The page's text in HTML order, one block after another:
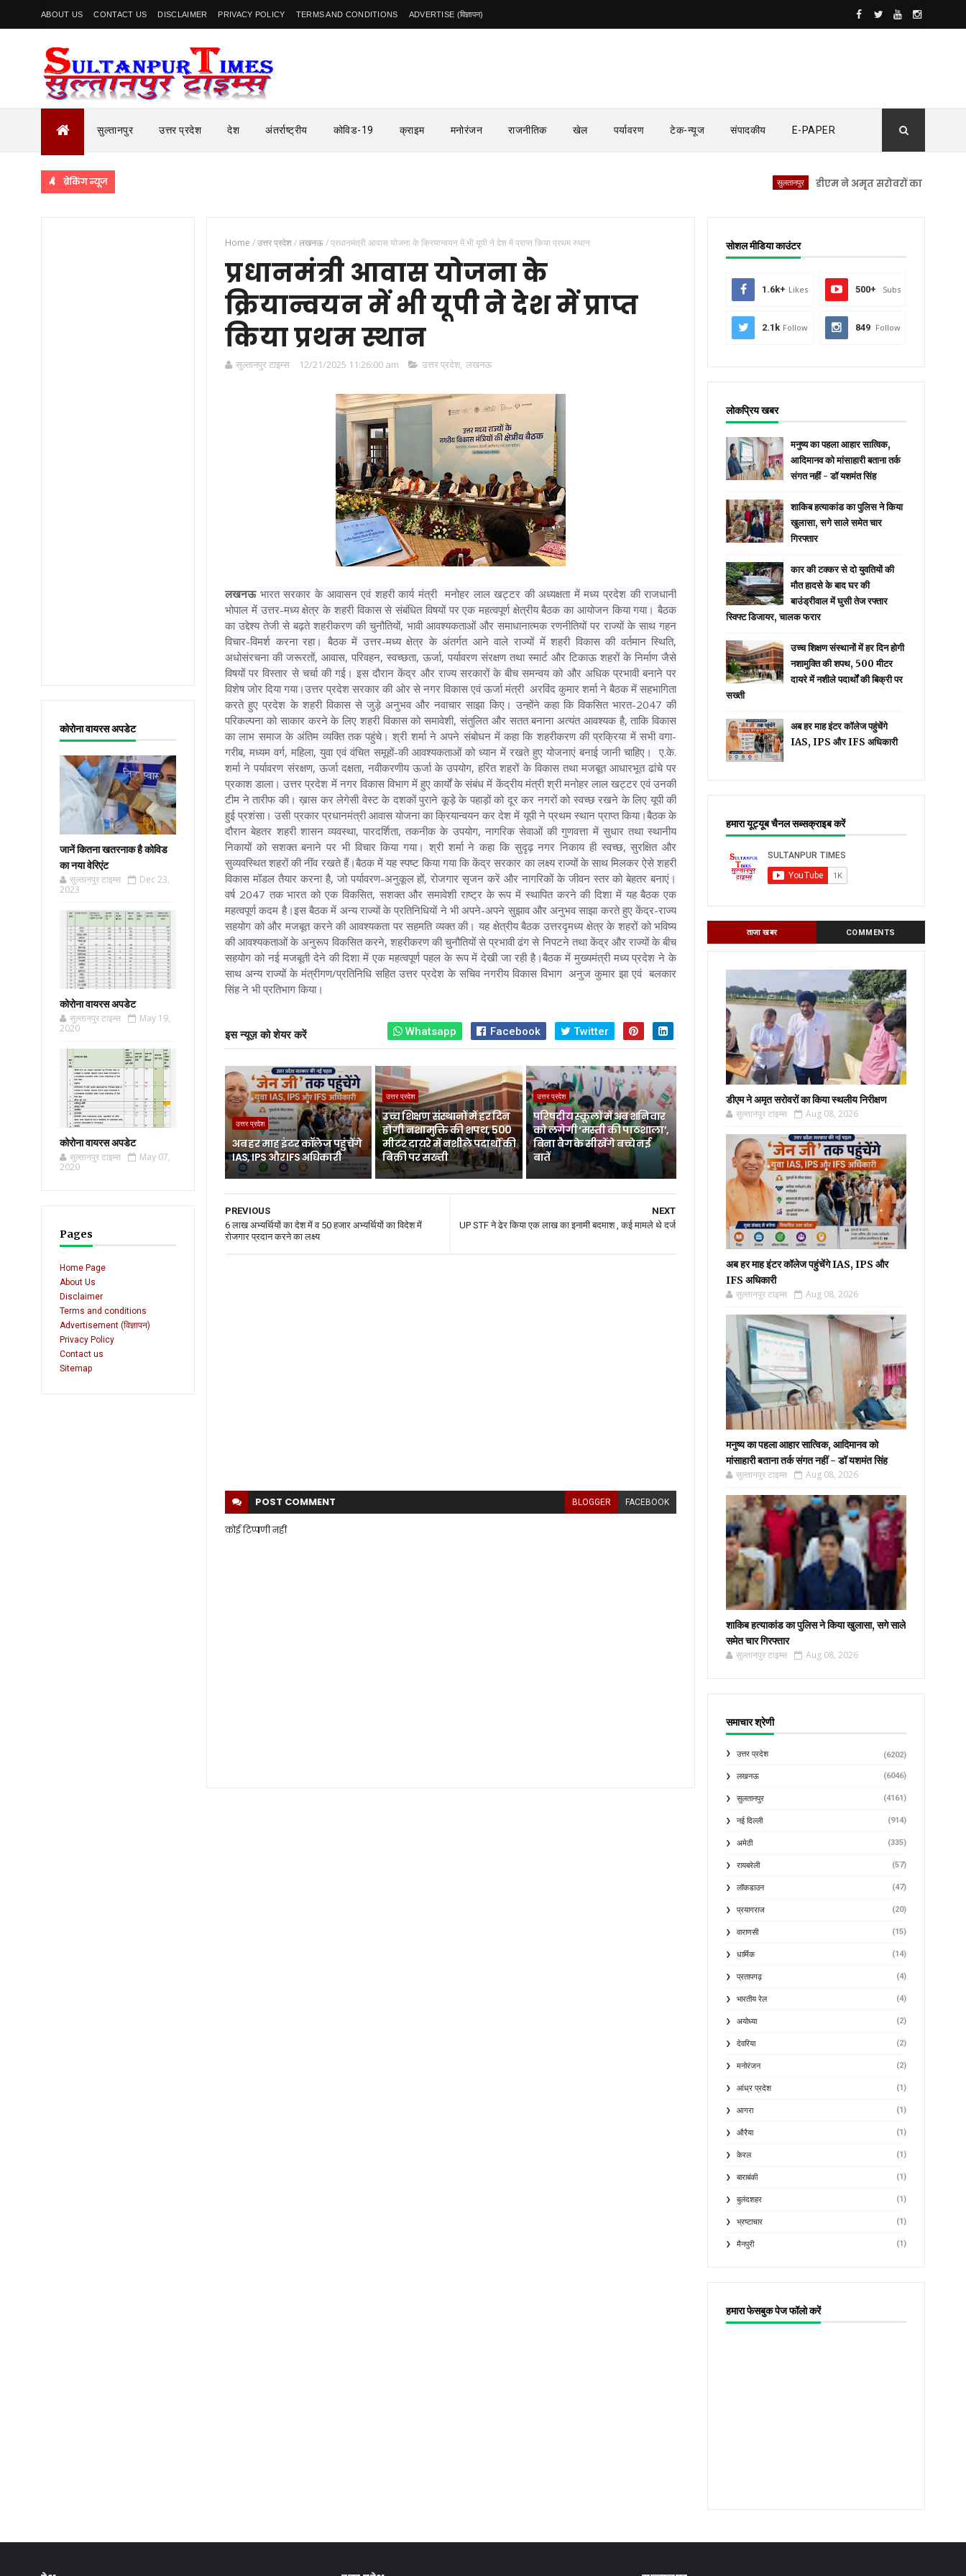
ABOUT US CONTACT US DISCLAIMER PRIVACY POLICY TERMS AND CONDITIONS ADVERTISE (विज्ञापन)
सुल्तानपुर उत्तर प्रदेश देश अंतर्राष्ट्रीय कोविड-19 क्राइम मनोरंजन राजनीतिक खेल पर्यावरण टेक-न्यूज संपादकीय E-PAPER
ब्रेकिंग न्यूज डीएम ने अमृत सरोवरों का किया स्थलीय
कोरोना वायरस अपडेट
जानें कितना खतरनाक है कोविड
का नया वेरिएंट
सुल्तानपुर टाइम्स
Dec 23,
2023
कोरोना वायरस अपडेट
सुल्तानपुर टाइम्स
May 19,
2020
कोरोना वायरस अपडेट
सुल्तानपुर टाइम्स
May 07,
2020
Pages
Home Page
About Us
Disclaimer
Terms and conditions
Advertisement (विज्ञापन)
Privacy Policy
Contact us
Sitemap
Home /उत्तर प्रदेश/लखनऊ/प्रधानमंत्री आवास योजना के क्रियान्वयन में भी यूपी ने देश में प्राप्त किया प्रथम स्थान
प्रधानमंत्री आवास योजना के
क्रियान्वयन में भी यूपी ने देश में प्राप्त
किया प्रथम स्थान
सुल्तानपुर टाइम्स 12/21/2025 11:26:00 am उत्तर प्रदेश, लखनऊ
लखनऊ भारत सरकार के आवासन एवं शहरी कार्य मंत्री मनोहर लाल खट्टर की अध्यक्षता में मध्य प्रदेश की राजधानी
भोपाल में उत्तर-मध्य क्षेत्र के शहरी विकास से संबंधित विषयों पर एक महत्वपूर्ण क्षेत्रीय बैठक का आयोजन किया गया। बैठक
का उद्देश्य तेजी से बढ़ते शहरीकरण की चुनौतियों, भावी आवश्यकताओं और समाधानात्मक रणनीतियों पर राज्यों के साथ गहन
विचार-विमर्श करना रहा। बैठक में उत्तर-मध्य क्षेत्र के अंतर्गत आने वाले राज्यों में शहरी विकास की वर्तमान स्थिति,
अधोसंरचना की जरूरतों, आवास, परिवहन, स्वच्छता, ऊर्जा, पर्यावरण संरक्षण तथा स्मार्ट और टिकाऊ शहरों के निर्माण जैसे
विषयों पर विस्तार से चर्चा की गई। इस दौरान केंद्र और राज्य सरकारों के बीच समन्वय को और अधिक प्रभावी बनाने पर
विशेष जोर दिया गया।उत्तर प्रदेश सरकार की ओर से नगर विकास एवं ऊर्जा मंत्री अरविंद कुमार शर्मा ने बैठक में सहभागिता
करते हुए प्रदेश के शहरी विकास से जुड़े अनुभव और नवाचार साझा किए। उन्होंने कहा कि विकसित भारत-2047 की
परिकल्पना को साकार करने के लिए शहरी विकास को समावेशी, संतुलित और सतत बनाना अत्यंत आवश्यक है, ताकि विकास
का लाभ समाज के अंतिम व्यक्ति तक पहुंचे। श्री शर्मा ने अपने संबोधन में कहा कि शहरीकरण की प्रक्रिया में सभी वगा-
गरीब, मध्यम वर्ग, महिला, युवा एवं वंचित समूहों-की आवश्यकताओं को ध्यान में रखते हुए योजनाएं बनाई जानी चाहिए। ए.के.
शर्मा ने पर्यावरण संरक्षण, ऊर्जा दक्षता, नवीकरणीय ऊर्जा के उपयोग, हरित शहरों के विकास तथा मजबूत आधारभूत ढांचे पर
प्रकाश डाला। उत्तर प्रदेश में नगर विकास विभाग में हुए कार्यों के संबंध में केंद्रीय मंत्री श्री मनोहर लाल खट्टर एवं उनकी
टीम ने तारीफ की। ख़ास कर लेगेसी वेस्ट के दशकों पुराने कूड़े के पहाड़ों को दूर कर नगरों को स्वच्छ रखने के लिए यूपी की
हुई प्रशंसा। उसी प्रकार प्रधानमंत्री आवास योजना का क्रियान्वयन कर देश में यूपी ने प्रथम स्थान प्राप्त किया।बैठक के
दौरान बेहतर शहरी शासन व्यवस्था, पारदर्शिता, तकनीक के उपयोग, नागरिक सेवाओं की गुणवत्ता में सुधार तथा स्थानीय
निकायों को सशक्त बनाने पर भी विचार किया गया। श्री शर्मा ने कहा कि सुदृढ़ नगर निकाय ही स्वच्छ, सुरक्षित और
सुव्यवस्थित शहरों की नींव रखते हैं।बैठक में यह स्पष्ट किया गया कि केंद्र सरकार का लक्ष्य राज्यों के साथ मिलकर ऐसे शहरी
विकास मॉडल तैयार करना है, जो पर्यावरण-अनुकूल हों, रोजगार सृजन करें और नागरिकों के जीवन स्तर को बेहतर बनाएं।
वर्ष 2047 तक भारत को एक विकसित, सशक्त और समावेशी राष्ट्र के रूप में स्थापित करने की दिशा में यह बैठक एक
महत्वपूर्ण कदम है।इस बैठक में अन्य राज्यों के प्रतिनिधियों ने भी अपने-अपने सुझाव और अनुभव साझा करते हुए केंद्र-राज्य
सहयोग को और मजबूत करने की आवश्यकता पर सहमति व्यक्त की। यह क्षेत्रीय बैठक उत्तरदृमध्य क्षेत्र के शहरों को भविष्य
की आवश्यकताओं के अनुरूप विकसित करने, शहरीकरण की चुनौतियों से प्रभावी ढंग से निपटने तथा केंद्र और राज्यों के बीच
सहयोग को नई मजबूती देने की दिशा में एक महत्वपूर्ण पहल के रूप में देखी जा रही है।बैठक में मुख्यमंत्री मध्य प्रदेश ने के
साथ अन्य राज्यों के मंत्रीगण/प्रतिनिधि सहित उत्तर प्रदेश के सचिव नगरीय विकास विभाग अनुज कुमार झा एवं बलकार
सिंह ने भी प्रतिभाग किया।
इस न्यूज़ को शेयर करें Whatsapp Facebook Twitter
उत्तर प्रदेश
अब हर माह इंटर कॉलेज पहुंचेंगे
IAS, IPS और IFS अधिकारी
उत्तर प्रदेश
उच्च शिक्षण संस्थानों में हर दिन
होगी नशामुक्ति की शपथ, 500
मीटर दायरे में नशीले पदार्थों की
बिक्री पर सख्ती
उत्तर प्रदेश
परिषदीय स्कूलों में अब शनिवार
को लगेगी ‘मस्ती की पाठशाला’,
बिना बैग के सीखेंगे बच्चे नई
बातें
NEXT
UP STF ने ढेर किया एक लाख का इनामी बदमाश , कई मामले थे दर्ज
PREVIOUS
6 लाख अभ्यर्थियों का देश में व 50 हजार अभ्यर्थियों का विदेश में
रोजगार प्रदान करने का लक्ष्य
POST COMMENT BLOGGER FACEBOOK
कोई टिप्पणी नहीं
सोशल मीडिया काउंटर
1.6k+ Likes 500+ Subs
2.1k Follow 849 Follow
लोकप्रिय खबर
मनुष्य का पहला आहार सात्विक,
आदिमानव को मांसाहारी बताना तर्क
संगत नहीं - डॉ यशमंत सिंह
शाकिब हत्याकांड का पुलिस ने किया
खुलासा, सगे साले समेत चार
गिरफ्तार
कार की टक्कर से दो युवतियों की
मौत हादसे के बाद घर की
बाउंड्रीवाल में घुसी तेज रफ्तार
स्विफ्ट डिजायर, चालक फरार
उच्च शिक्षण संस्थानों में हर दिन होगी
नशामुक्ति की शपथ, 500 मीटर
दायरे में नशीले पदार्थों की बिक्री पर
सख्ती
अब हर माह इंटर कॉलेज पहुंचेंगे
IAS, IPS और IFS अधिकारी
हमारा यूट्यूब चैनल सब्सक्राइब करें
ताजा खबर COMMENTS
डीएम ने अमृत सरोवरों का किया स्थलीय निरीक्षण
सुल्तानपुर टाइम्स Aug 08, 2026
अब हर माह इंटर कॉलेज पहुंचेंगे IAS, IPS और
IFS अधिकारी
सुल्तानपुर टाइम्स Aug 08, 2026
मनुष्य का पहला आहार सात्विक, आदिमानव को
मांसाहारी बताना तर्क संगत नहीं - डॉ यशमंत सिंह
सुल्तानपुर टाइम्स Aug 08, 2026
शाकिब हत्याकांड का पुलिस ने किया खुलासा, सगे साले
समेत चार गिरफ्तार
सुल्तानपुर टाइम्स Aug 08, 2026
समाचार श्रेणी
उत्तर प्रदेश (6202)
लखनऊ (6046)
सुलतानपुर (4161)
नई दिल्ली (914)
अमेठी (335)
रायबरेली (57)
लॉकडाउन (47)
प्रयागराज (20)
वाराणसी (15)
धार्मिक (14)
प्रतापगढ़ (4)
भारतीय रेल (4)
अयोध्या (2)
देवरिया (2)
मनोरंजन (2)
आंध्र प्रदेश (1)
आगरा (1)
औरैया (1)
केरल (1)
बाराबंकी (1)
बुलंदशहर (1)
भ्रष्टाचार (1)
मैनपुरी (1)
हमारा फेसबुक पेज फॉलो करें